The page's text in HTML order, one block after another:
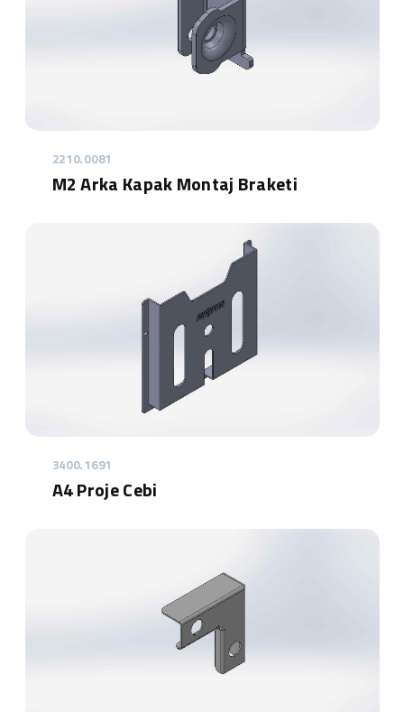
2210.0081
M2 Arka Kapak Montaj Braketi
3400.1691
A4 Proje Cebi